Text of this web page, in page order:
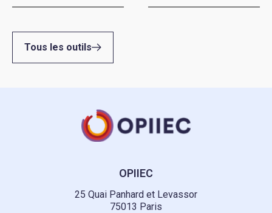
Tous les outils
OPIIEC
25 Quai Panhard et Levassor
75013 Paris